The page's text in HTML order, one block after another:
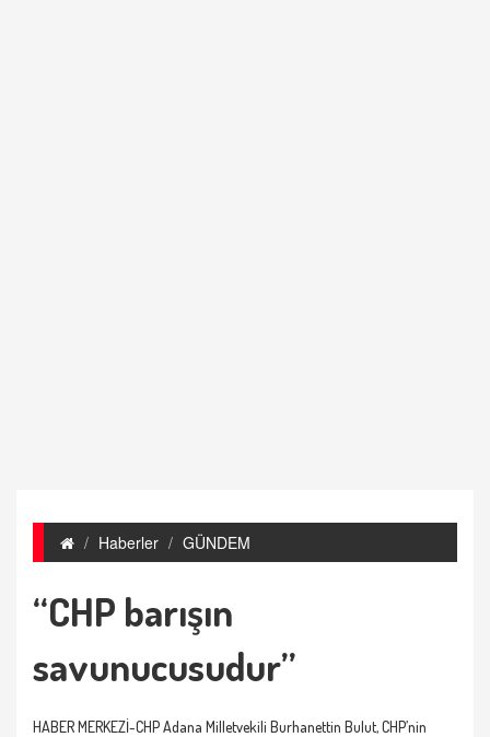
Haberler GÜNDEM
“CHP barışın
savunucusudur”
HABER MERKEZİ-CHP Adana Milletvekili Burhanettin Bulut, CHP’nin